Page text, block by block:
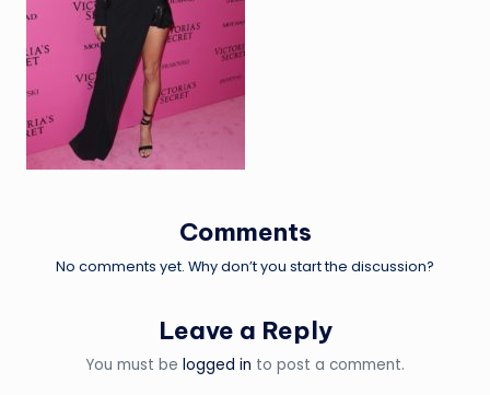
Comments
No comments yet. Why don’t you start the discussion?
Leave a Reply
You must be logged in to post a comment.